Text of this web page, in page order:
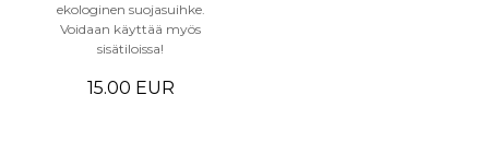
ekologinen suojasuihke.
Voidaan käyttää myös
sisätiloissa!
15.00 EUR